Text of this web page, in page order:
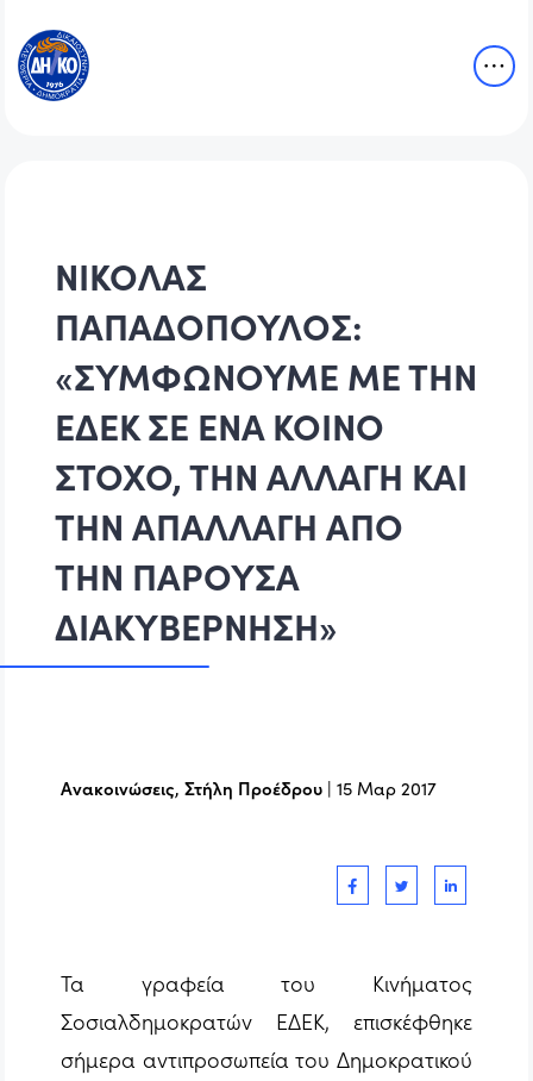
ΝΙΚΟΛΑΣ
ΠΑΠΑΔΟΠΟΥΛΟΣ:
«ΣΥΜΦΩΝΟΥΜΕ ΜΕ ΤΗΝ
ΕΔΕΚ ΣΕ ΕΝΑ ΚΟΙΝΟ
ΣΤΟΧΟ, ΤΗΝ ΑΛΛΑΓΗ ΚΑΙ
ΤΗΝ ΑΠΑΛΛΑΓΗ ΑΠΟ
ΤΗΝ ΠΑΡΟΥΣΑ
ΔΙΑΚΥΒΕΡΝΗΣΗ»
Ανακοινώσεις,Στήλη Προέδρου |15 Μαρ 2017
Τα γραφεία του Κινήματος
Σοσιαλδημοκρατών ΕΔΕΚ, επισκέφθηκε
σήμερα αντιπροσωπεία του Δημοκρατικού